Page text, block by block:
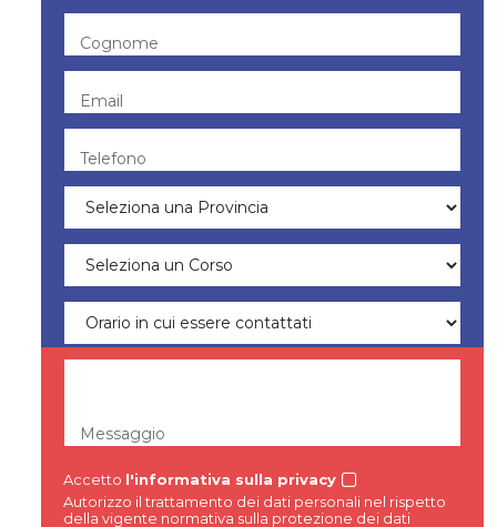
Cognome
Email
Telefono
Messaggio
Accetto l'informativa sulla privacy
Autorizzo il trattamento dei dati personali nel rispetto
della vigente normativa sulla protezione dei dati